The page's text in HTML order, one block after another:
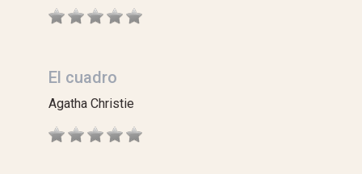
El cuadro
Agatha Christie